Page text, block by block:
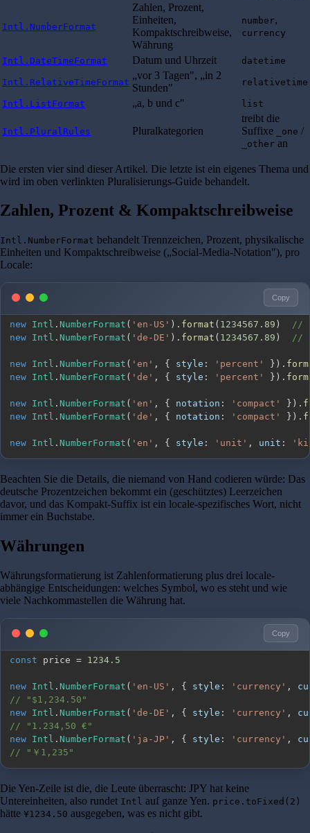
Intl.NumberFormat
Zahlen, Prozent,
Einheiten,
Kompaktschreibweise,
Währung
number,
currency
Intl.DateTimeFormat Datum und Uhrzeit datetime
Intl.RelativeTimeFormat
„vor 3 Tagen", „in 2
Stunden"
relativetime
Intl.ListFormat „a, b und c" list
Intl.PluralRules Pluralkategorien
treibt die
Suffixe
_one /
_other an
Die ersten vier sind dieser Artikel. Die letzte ist ein eigenes Thema und
wird im oben verlinkten Pluralisierungs-Guide behandelt.
Zahlen, Prozent & Kompaktschreibweise
Intl.NumberFormat behandelt Trennzeichen, Prozent, physikalische
Einheiten und Kompaktschreibweise („Social-Media-Notation"), pro
Locale:
Copy
new Intl . NumberFormat ( 'en-US' ) . format ( 1234567.89 )
//
new Intl . NumberFormat ( 'de-DE' ) . format ( 1234567.89 ) //
new Intl . NumberFormat ( 'en' , { style : 'percent' } ) .
new Intl . NumberFormat ( 'de' , { style : 'percent' } ) .
new Intl . NumberFormat ( 'en' , { notation : 'compact' } ) .
new Intl . NumberFormat ( 'de' , { notation : 'compact' } ) .
new Intl . NumberFormat ( 'en' , { style : 'unit' , unit :
Beachten Sie die Details, die niemand von Hand codieren würde: Das
deutsche Prozentzeichen bekommt ein (geschütztes) Leerzeichen
davor, und das Kompakt-Suffix ist ein locale-spezifisches Wort, nicht
immer ein Buchstabe.
Währungen
Währungsformatierung ist Zahlenformatierung plus drei locale-
abhängige Entscheidungen: welches Symbol, wo es steht und wie
viele Nachkommastellen die Währung hat.
Copy
const price = 1234.5
new Intl . NumberFormat ( 'en-US' , { style : 'currency' ,
// "$1,234.50"
new Intl . NumberFormat ( 'de-DE' , { style : 'currency' ,
// "1.234,50 €"
new Intl . NumberFormat ( 'ja-JP' , { style : 'currency' ,
// "￥1,235"
Die Yen-Zeile ist die, die Leute überrascht: JPY hat keine
Untereinheiten, also rundet Intl auf ganze Yen. price.toFixed(2)
hätte ¥1234.50 ausgegeben, was es nicht gibt.